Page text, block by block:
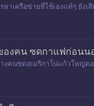
าเครือข่ายที่ใช้เองแท้ๆ ยัง
องคน ซดกาแฟก่อน
งคนซดอเมริกาโน่แก้วใหญ่
คิ